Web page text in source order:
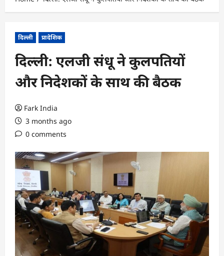
दिल्ली प्रादेशिक
दिल्ली: एलजी संधू ने कुलपतियों
और निदेशकों के साथ की बैठक
Fark India
3 months ago
0 comments